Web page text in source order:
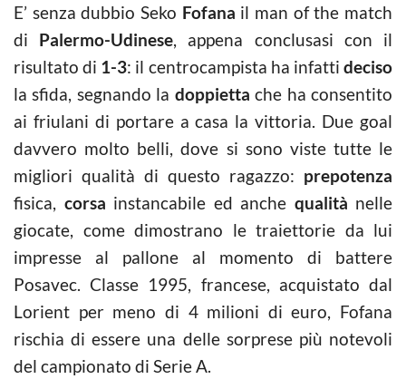
E’ senza dubbio Seko Fofana il man of the match
di Palermo-Udinese, appena conclusasi con il
risultato di 1-3: il centrocampista ha infattideciso
la sfida, segnando la doppietta che ha consentito
ai friulani di portare a casa la vittoria. Due goal
davvero molto belli, dove si sono viste tutte le
migliori qualità di questo ragazzo: prepotenza
fisica, corsa instancabile ed anche qualità nelle
giocate, come dimostrano le traiettorie da lui
impresse al pallone al momento di battere
Posavec. Classe 1995, francese, acquistato dal
Lorient per meno di 4 milioni di euro, Fofana
rischia di essere una delle sorprese più notevoli
del campionato di Serie A.